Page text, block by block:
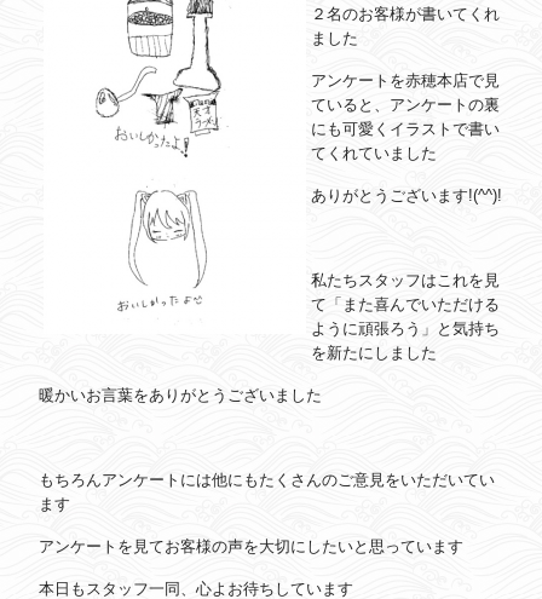
２名のお客様が書いてくれ
ました
アンケートを赤穂本店で見
ていると、アンケートの裏
にも可愛くイラストで書い
てくれていました
ありがとうございます!(^^)!
私たちスタッフはこれを見
て「また喜んでいただける
ように頑張ろう」と気持ち
を新たにしました
暖かいお言葉をありがとうございました
もちろんアンケートには他にもたくさんのご意見をいただいてい
ます
アンケートを見てお客様の声を大切にしたいと思っています
本日もスタッフ一同、心よお待ちしています